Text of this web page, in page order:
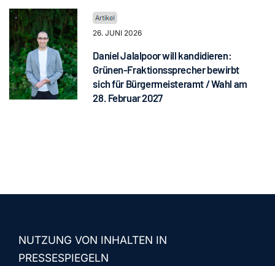
26. JUNI 2026
Daniel Jalalpoor will kandidieren:
Grünen-Fraktionssprecher bewirbt
sich für Bürgermeisteramt / Wahl am
28. Februar 2027
NUTZUNG VON INHALTEN IN
PRESSESPIEGELN